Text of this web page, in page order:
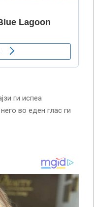
ги испеа
во еден глас ги